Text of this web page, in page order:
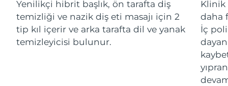
Yenilikçi hibrit başlık, ön tarafta diş
temizliği ve nazik diş eti masajı için 2
tip kıl içerir ve arka tarafta dil ve yanak
temizleyicisi bulunur.
Klinik
daha
İç
Letonya Tahmini teslim tarihi 8.08.2026
Lübnan Tahmini teslim tarihi9.08.2026
8.08.2026
8.08.2026